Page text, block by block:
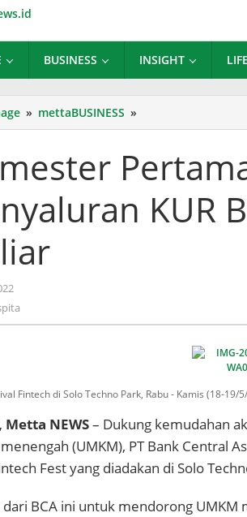
BUSINESS INSIGHT
» mettaBUSINESS »
Pertama
Ini
Penyaluran
KUR
BCA
KUR
Fintech di Solo Techno Park, Rabu - Kamis (18-
Metta NEWS– Dukung kemudahan
(UMKM), PT Bank Central
Fest yang diadakan di Solo
dari BCA ini untuk mendorong